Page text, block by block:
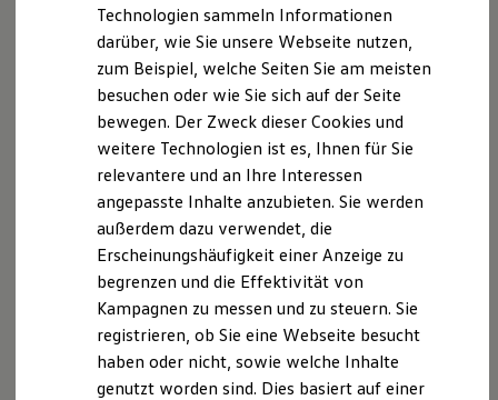
Nachhaltigkeit
Technologie
Kosten und Kauf
Verbrauchskosten
Kaufoptionen
E-Auto-Förderung
Software und Konnektivität
Die ID. Software 6
ID. Software Versionen und Updates
Digitale Extras
Schnittstellen zu Ihrem ID.
Marke und Erlebnis
Volkswagen R und R Experience
R-Modelle
R Experience
Driving Experience
Volkswagen entdecken
Werkbesichtigung
--:--
Verbleibende Zeit, --:--
Highlights
Technologien sammeln Informationen
darüber, wie Sie unsere Webseite nutzen,
zum Beispiel, welche Seiten Sie am meisten
besuchen oder wie Sie sich auf der Seite
bewegen. Der Zweck dieser Cookies und
weitere Technologien ist es, Ihnen für Sie
relevantere und an Ihre Interessen
angepasste Inhalte anzubieten. Sie werden
außerdem dazu verwendet, die
Erscheinungshäufigkeit einer Anzeige zu
begrenzen und die Effektivität von
Kampagnen zu messen und zu steuern. Sie
registrieren, ob Sie eine Webseite besucht
haben oder nicht, sowie welche Inhalte
genutzt worden sind. Dies basiert auf einer